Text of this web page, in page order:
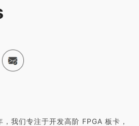
我们专注于开发高阶 FPGA 板卡，